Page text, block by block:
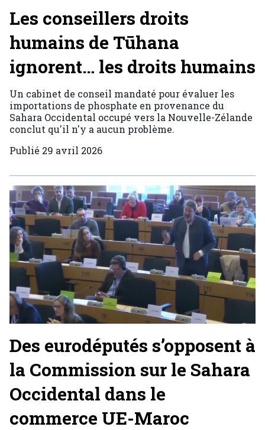
Les conseillers droits
humains de Tūhana
ignorent… les droits humains
Un cabinet de conseil mandaté pour évaluer les
importations de phosphate en provenance du
Sahara Occidental occupé vers la Nouvelle-Zélande
conclut qu'il n'y a aucun problème.
Publié 29 avril 2026
Des eurodéputés s’opposent à
la Commission sur le Sahara
Occidental dans le
commerce UE-Maroc